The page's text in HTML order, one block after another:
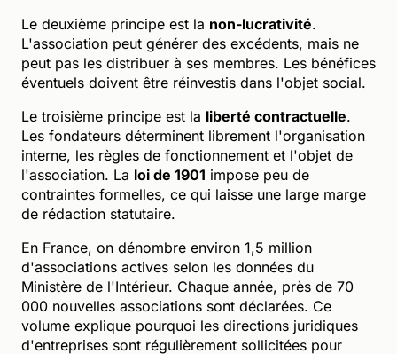
Le deuxième principe est la non-lucrativité.
L'association peut générer des excédents, mais ne
peut pas les distribuer à ses membres. Les bénéfices
éventuels doivent être réinvestis dans l'objet social.
Le troisième principe est la liberté contractuelle.
Les fondateurs déterminent librement l'organisation
interne, les règles de fonctionnement et l'objet de
l'association. La loi de 1901 impose peu de
contraintes formelles, ce qui laisse une large marge
de rédaction statutaire.
En France, on dénombre environ 1,5 million
d'associations actives selon les données du
Ministère de l'Intérieur. Chaque année, près de 70
000 nouvelles associations sont déclarées. Ce
volume explique pourquoi les directions juridiques
d'entreprises sont régulièrement sollicitées pour